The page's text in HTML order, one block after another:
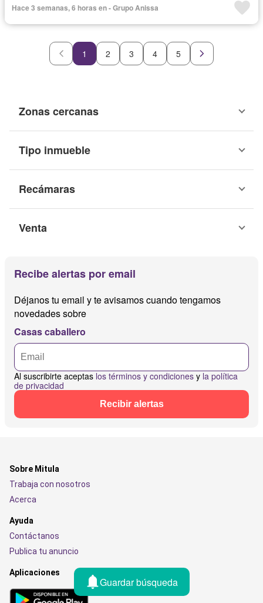
Hace 3 semanas, 6 horas en - Grupo Anissa
1 2 3 4 5
Zonas cercanas
Tipo inmueble
Recámaras
Venta
Recibe alertas por email
Déjanos tu email y te avisamos cuando tengamos
novedades sobre
Casas caballero
Al suscribirte aceptas los términos y condiciones y la política
de privacidad
Recibir alertas
Guardar búsqueda
Sobre Mitula
Trabaja con nosotros
Acerca
Ayuda
Contáctanos
Publica tu anuncio
Aplicaciones